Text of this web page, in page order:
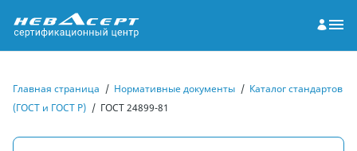
Главная страница / Нормативные документы / Каталог стандартов
(ГОСТ и ГОСТ Р) / ГОСТ 24899-81